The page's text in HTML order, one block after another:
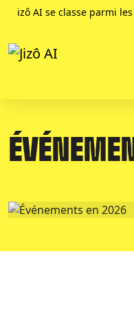
izô AI se classe parmi